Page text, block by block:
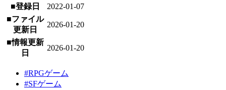
■登録日
2022-01-07
■ファイル
更新日
2026-01-20
■情報更新
日
2026-01-20
#RPGゲーム
#SFゲーム